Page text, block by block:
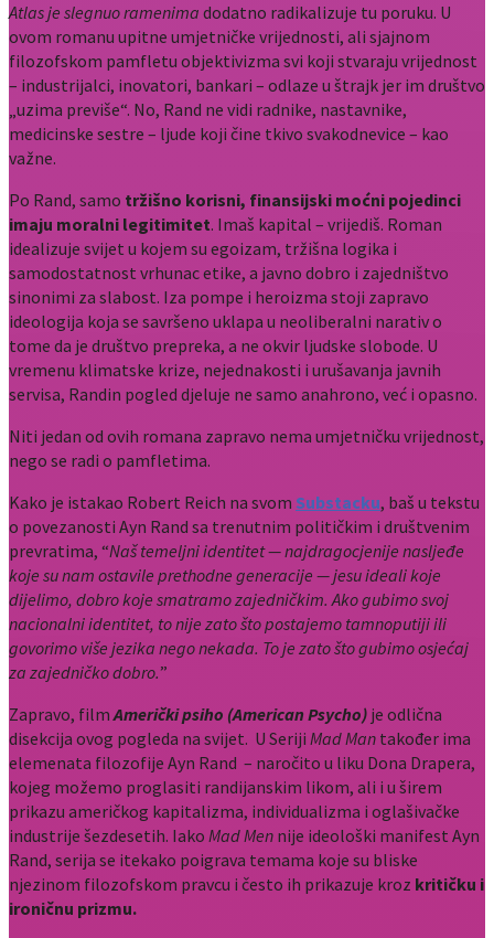
Atlas je slegnuo ramenima dodatno radikalizuje tu poruku. U
ovom romanu upitne umjetničke vrijednosti, ali sjajnom
filozofskom pamfletu objektivizma svi koji stvaraju vrijednost
– industrijalci, inovatori, bankari – odlaze u štrajk jer im društvo
„uzima previše“. No, Rand ne vidi radnike, nastavnike,
medicinske sestre – ljude koji čine tkivo svakodnevice – kao
važne.
Po Rand, samo tržišno korisni, finansijski moćni pojedinci
imaju moralni legitimitet. Imaš kapital – vrijediš. Roman
idealizuje svijet u kojem su egoizam, tržišna logika i
samodostatnost vrhunac etike, a javno dobro i zajedništvo
sinonimi za slabost. Iza pompe i heroizma stoji zapravo
ideologija koja se savršeno uklapa u neoliberalni narativ o
tome da je društvo prepreka, a ne okvir ljudske slobode. U
vremenu klimatske krize, nejednakosti i urušavanja javnih
servisa, Randin pogled djeluje ne samo anahrono, već i opasno.
Niti jedan od ovih romana zapravo nema umjetničku vrijednost,
nego se radi o pamfletima.
Kako je istakao Robert Reich na svom Substacku, baš u tekstu
o povezanosti Ayn Rand sa trenutnim političkim i društvenim
prevratima, “Naš temeljni identitet — najdragocjenije nasljeđe
koje su nam ostavile prethodne generacije — jesu ideali koje
dijelimo, dobro koje smatramo zajedničkim. Ako gubimo svoj
nacionalni identitet, to nije zato što postajemo tamnoputiji ili
govorimo više jezika nego nekada. To je zato što gubimo osjećaj
za zajedničko dobro.”
Zapravo, filmAmerički psiho (American Psycho) je odlična
disekcija ovog pogleda na svijet. U Seriji Mad Man također ima
elemenata filozofije Ayn Rand – naročito u liku Dona Drapera,
kojeg možemo proglasiti randijanskim likom, ali i u širem
prikazu američkog kapitalizma, individualizma i oglašivačke
industrije šezdesetih. Iako Mad Men nije ideološki manifest Ayn
Rand, serija se itekako poigrava temama koje su bliske
njezinom filozofskom pravcu i često ih prikazuje kroz kritičku i
ironičnu prizmu.